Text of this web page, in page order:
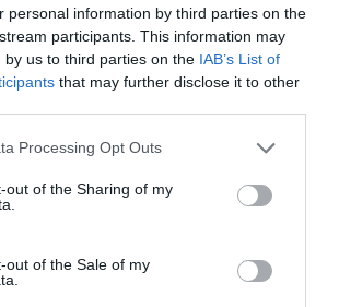
personal information by third parties on the
participants. This information may
by us to third parties on the IAB’s List of
that may further disclose it to other
website/app uses one or more Google
visit or usage behaviour. You may click to
to Google and its third-party tags to
below specified purposes in below Google
Processing Opt Outs
out of the Sharing of my
out of the Sale of my